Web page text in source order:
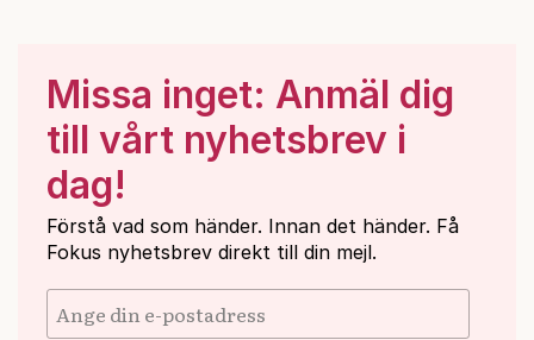
Missa inget: Anmäl dig
till vårt nyhetsbrev i
dag!
Förstå vad som händer. Innan det händer. Få
Fokus nyhetsbrev direkt till din mejl.